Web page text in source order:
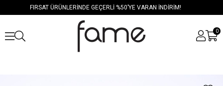
FIRSAT ÜRÜNLERİNDE GEÇERLİ %50’YE VARAN İNDİRİM!
0